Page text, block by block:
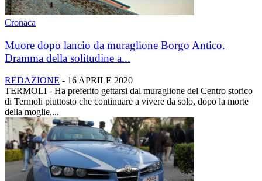
Cronaca
Muore dopo lancio da muraglione Borgo Antico.
Dramma della solitudine a...
REDAZIONE - 16 APRILE 2020
TERMOLI - Ha preferito gettarsi dal muraglione del Centro storico
di Termoli piuttosto che continuare a vivere da solo, dopo la morte
della moglie,...